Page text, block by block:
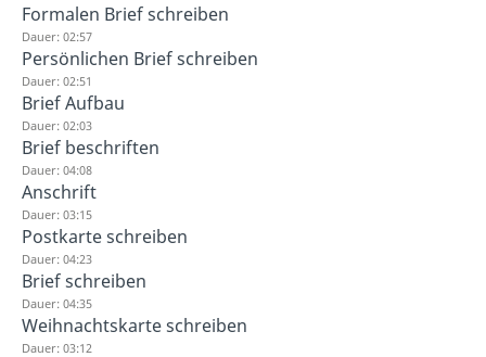
Formalen Brief schreiben
Dauer: 02:57
Persönlichen Brief schreiben
Dauer: 02:51
Brief Aufbau
Dauer: 02:03
Brief beschriften
Dauer: 04:08
Anschrift
Dauer: 03:15
Postkarte schreiben
Dauer: 04:23
Brief schreiben
Dauer: 04:35
Weihnachtskarte schreiben
Dauer: 03:12